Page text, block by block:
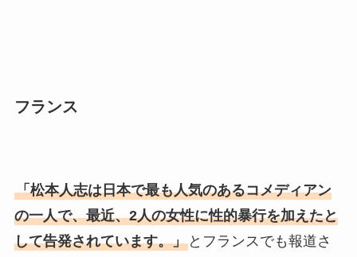
フランス
「松本人志は日本で最も人気のあるコメディアン
の一人で、最近、2人の女性に性的暴行を加えたと
して告発されています。」とフランスでも報道さ